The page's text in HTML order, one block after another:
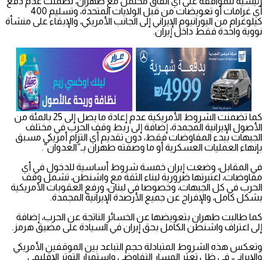
أي غرامات أو تعويضات من قبل الولايات المتحدة، وتسليم 400
كيلوغرام من اليورانيوم الإيراني إلى الجانب الأمريكي، والإبقاء على منشأة
نووية واحدة فقط داخل إيران.
كما تضمنت الشروط الأمريكية عدم إعادة ما يصل إلى 25 بالمئة من
الأصول الإيرانية المجمدة، إضافة إلى ربط وقف الحرب في مختلف
الجبهات ببدء المفاوضات فقط، دون تقديم أي التزام أمريكي مسبق
بإنهاء العمليات العسكرية أو ما وصفته طهران بـ”العدوان”.
في المقابل، وضعت إيران خمسة شروط أساسية للدخول في أي
مفاوضات، اعتبرتها ضرورية لبناء الثقة مع واشنطن، تشمل وقف
الحرب في كل الجبهات، وخصوصا في لبنان، ورفع العقوبات الأمريكية
بشكل كامل، والإفراج عن جميع الأرصدة الإيرانية المجمدة.
كما طالبت طهران بتعويضها عن الخسائر الناتجة عن الحرب، إضافة
إلى اعتراف واشنطن الكامل بحق إيران في السيادة على مضيق هرمز.
وتعكس هذه الشروط المتبادلة حجم التباعد بين الموقفين الأمريكي
والإيراني، في ظل تعثر المسار التفاوضي واستمرار التوتر الإقليمي